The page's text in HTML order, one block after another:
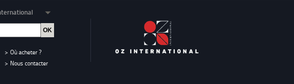
Où acheter ?
Nous contacter